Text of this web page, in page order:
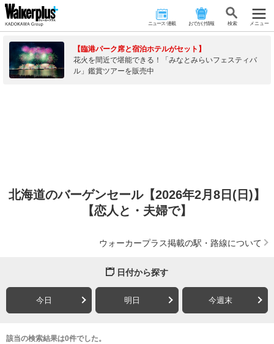
ニュース･連載 おでかけ情報 検 索 メニュー
【臨港パーク席と宿泊ホテルがセット】
花火を間近で堪能できる！「みなとみらいフェスティバ
ル」鑑賞ツアーを販売中
北海道のバーゲンセール【2026年2月8日(日)】
【恋人と・夫婦で】
ウォーカープラス掲載の駅・路線について
日付から探す
今日 明日 今週末
該当の検索結果は0件でした。